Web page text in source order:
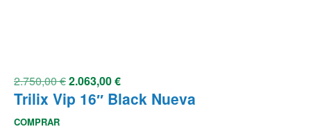
2.750,00€2.063,00€
Trilix Vip 16″ Black Nueva
COMPRAR